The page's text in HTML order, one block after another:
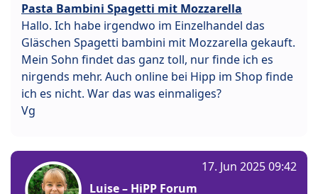
Pasta Bambini Spagetti mit Mozzarella
Hallo. Ich habe irgendwo im Einzelhandel das
Gläschen Spagetti bambini mit Mozzarella gekauft.
Mein Sohn findet das ganz toll, nur finde ich es
nirgends mehr. Auch online bei Hipp im Shop finde
ich es nicht. War das was einmaliges?
Vg
Luise – HiPP Forum
17. Jun 2025 09:42